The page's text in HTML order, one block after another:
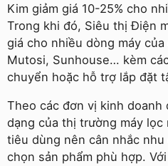
Kim giảm giá 10-25% cho
Trong khi đó, Siêu thị Điện
giá cho nhiều dòng máy
Mutosi, Sunhouse… kèm
chuyển hoặc hỗ trợ lắp đặt
Theo các đơn vị kinh doanh
dạng của thị trường máy
tiêu dùng nên cân nhắc
chọn sản phẩm phù hợp.